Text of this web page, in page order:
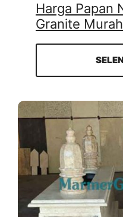
Harga Papan
Granite Murah